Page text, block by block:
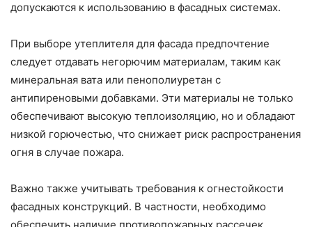
допускаются к использованию в фасадных системах.
При выборе утеплителя для фасада предпочтение
следует отдавать негорючим материалам, таким как
минеральная вата или пенополиуретан с
антипиреновыми добавками. Эти материалы не только
обеспечивают высокую теплоизоляцию, но и обладают
низкой горючестью, что снижает риск распространения
огня в случае пожара.
Важно также учитывать требования к огнестойкости
фасадных конструкций. В частности, необходимо